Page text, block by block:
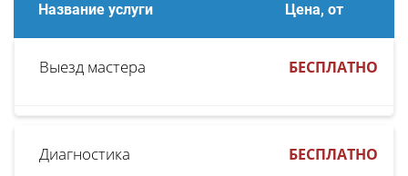
Название услуги Цена, от
Выезд мастера БЕСПЛАТНО
Диагностика БЕСПЛАТНО